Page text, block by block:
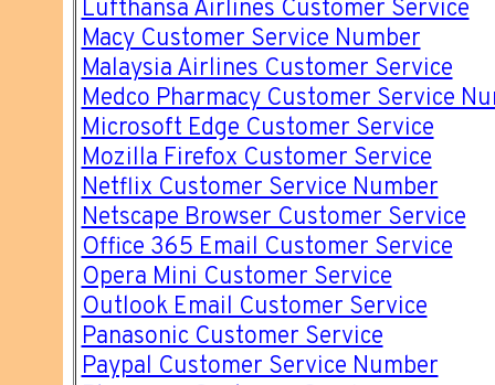
Lufthansa Airlines Customer Service
Macy Customer Service Number
Malaysia Airlines Customer Service
Medco Pharmacy Customer Service
Microsoft Edge Customer Service
Mozilla Firefox Customer Service
Netflix Customer Service Number
Netscape Browser Customer Service
Office 365 Email Customer Service
Opera Mini Customer Service
Outlook Email Customer Service
Panasonic Customer Service
Paypal Customer Service Number